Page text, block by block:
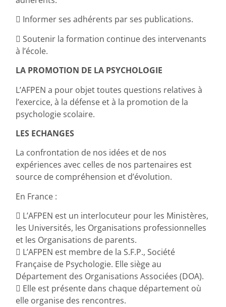
 Informer ses adhérents par ses publications.
 Soutenir la formation continue des intervenants
à l’école.
LA PROMOTION DE LA PSYCHOLOGIE
L’AFPEN a pour objet toutes questions relatives à
l’exercice, à la défense et à la promotion de la
psychologie scolaire.
LES ECHANGES
La confrontation de nos idées et de nos
expériences avec celles de nos partenaires est
source de compréhension et d’évolution.
En France :
 L’AFPEN est un interlocuteur pour les Ministères,
les Universités, les Organisations professionnelles
et les Organisations de parents.
 L’AFPEN est membre de la S.F.P., Société
Française de Psychologie. Elle siège au
Département des Organisations Associées (DOA).
 Elle est présente dans chaque département où
elle organise des rencontres.